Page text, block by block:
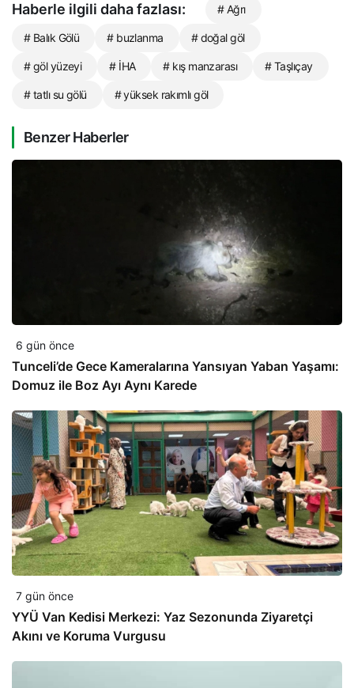
Haberle ilgili daha fazlası: # Ağrı
# Balık Gölü # buzlanma # doğal göl
# göl yüzeyi # İHA # kış manzarası # Taşlıçay
# tatlı su gölü # yüksek rakımlı göl
Benzer Haberler
6 gün önce
Tunceli’de Gece Kameralarına Yansıyan Yaban Yaşamı:
Domuz ile Boz Ayı Aynı Karede
7 gün önce
YYÜ Van Kedisi Merkezi: Yaz Sezonunda Ziyaretçi
Akını ve Koruma Vurgusu